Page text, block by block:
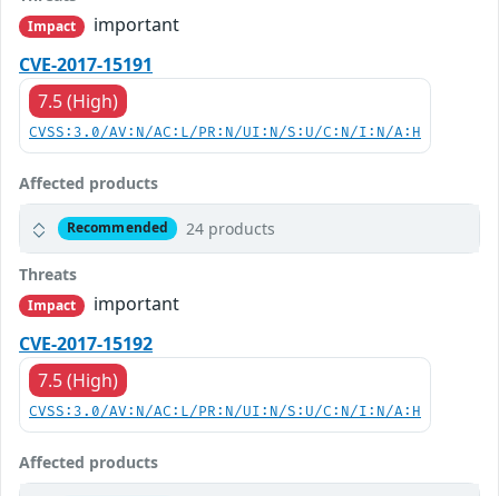
Impact
important
CVE-2017-15191
7.5 (High)
CVSS:3.0/AV:N/AC:L/PR:N/UI:N/S:U/C:N/I:N/A:H
Affected products
Recommended 24 products
Threats
Impact
important
CVE-2017-15192
7.5 (High)
CVSS:3.0/AV:N/AC:L/PR:N/UI:N/S:U/C:N/I:N/A:H
Affected products